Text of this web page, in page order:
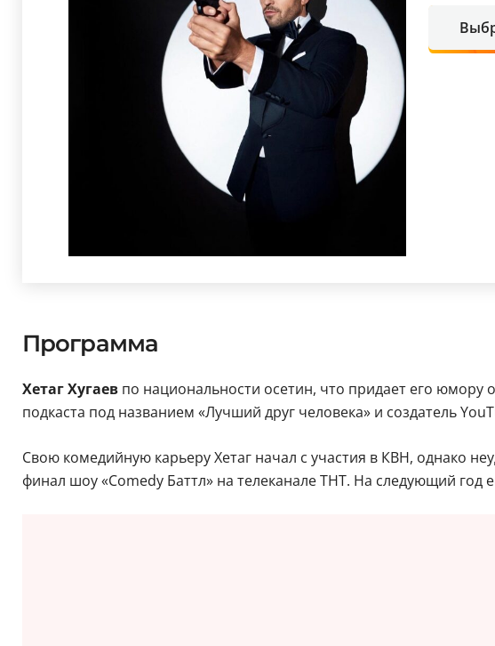
Программа
Хетаг Хугаев по национальности осетин, что придает его
подкаста под названием «Лучший друг человека» и создатель
Свою комедийную карьеру Хетаг начал с участия в КВН, однако
финал шоу «Comedy Баттл» на телеканале ТНТ. На следующий